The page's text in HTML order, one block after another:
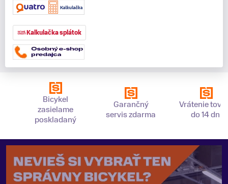
Kalkulačka splátok
Bicykel
zasielame
poskladaný
Garančný
servis zdarma
Vrátenie
do 14 dní